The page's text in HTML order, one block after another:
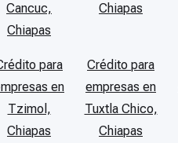
Cancuc,
Chiapas
Chiapas
para
en
Tzimol,
Chiapas
Crédito para
empresas en
Tuxtla Chico,
Chiapas